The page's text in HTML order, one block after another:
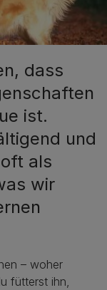
dass
ist.
und
als
wir
– woher
fütterst ihn,